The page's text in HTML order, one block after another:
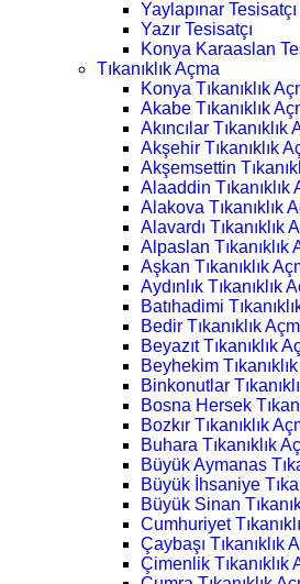
Yaylapınar Tesisatçı
Yazır Tesisatçı
Konya Karaaslan
Tıkanıklık Açma
Konya Tıkanıklık
Akabe Tıkanıklık
Akıncılar Tıkanıklık
Akşehir Tıkanıklık
Akşemsettin
Alaaddin Tıkanıklık
Alakova Tıkanıklık
Alavardı Tıkanıklık
Alpaslan Tıkanıklık
Aşkan Tıkanıklık
Aydınlık Tıkanıklık
Batıhadimi
Bedir Tıkanıklık
Beyazıt Tıkanıklık
Beyhekim
Binkonutlar
Bosna Hersek
Bozkır Tıkanıklık
Buhara Tıkanıklık
Büyük Aymanas
Büyük İhsaniye
Büyük Sinan
Cumhuriyet
Çaybaşı Tıkanıklık
Çimenlik Tıkanıklık